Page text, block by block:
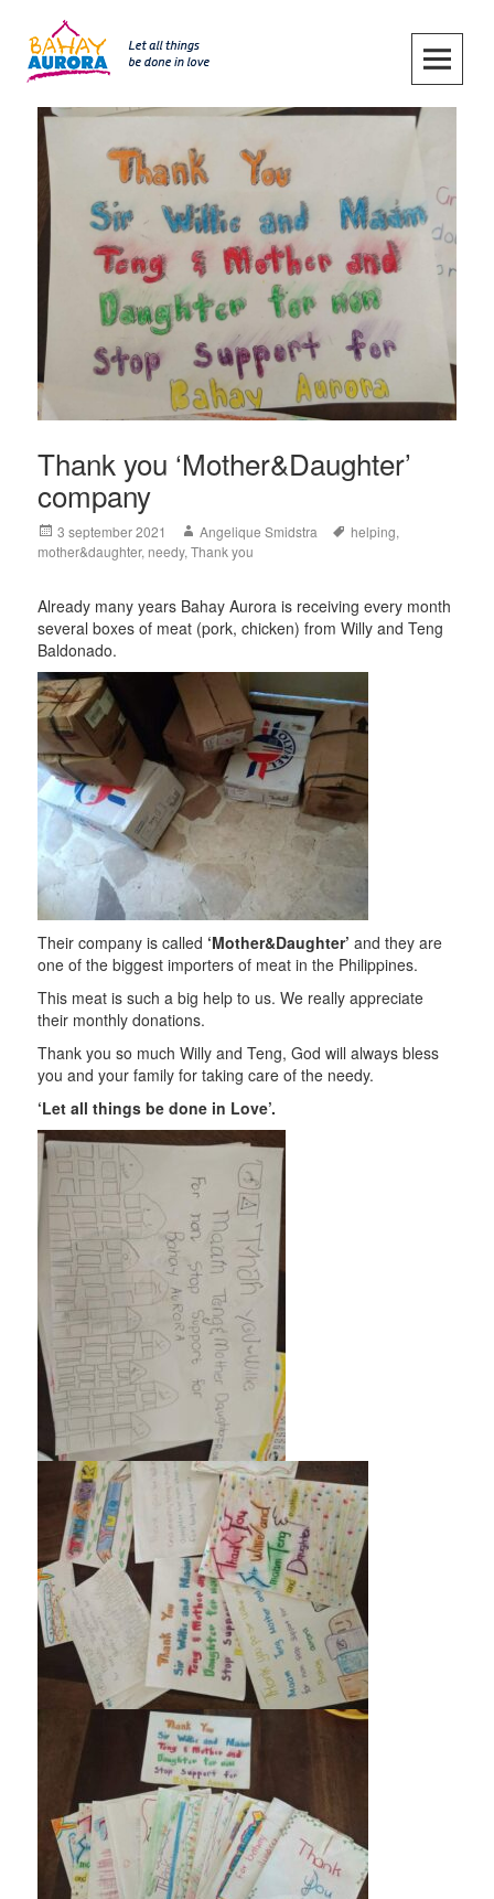
content
Thank you ‘Mother&Daughter’
company
Posted
on
3 september 2021 Author
Angelique Smidstra Tags
helping,
mother&daughter, needy,Thank you
Already many years Bahay Aurora is receiving every month
several boxes of meat (pork, chicken) from Willy and Teng
Baldonado.
Their company is called ‘Mother&Daughter’ and they are
one of the biggest importers of meat in the Philippines.
This meat is such a big help to us. We really appreciate
their monthly donations.
Thank you so much Willy and Teng, God will always bless
you and your family for taking care of the needy.
‘Let all things be done in Love’.